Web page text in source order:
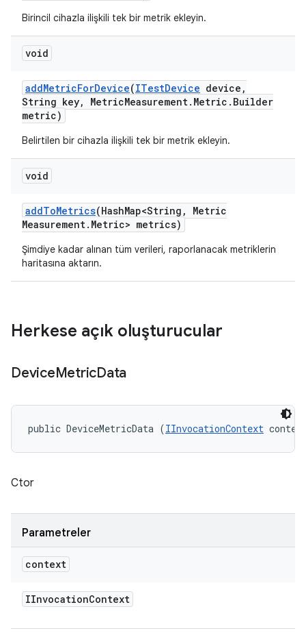
Birincil cihazla ilişkili tek bir metrik ekleyin.
void
addMetricForDevice(ITestDevice device ,
String key, MetricMeasurement. Metric . Builder
metric)
Belirtilen bir cihazla ilişkili tek bir metrik ekleyin.
void
addToMetrics(HashMap<String ,
Metric
Measurement. Metric> metrics)
Şimdiye kadar alınan tüm verileri, raporlanacak metriklerin
haritasına aktarın.
Herkese açık oluşturucular
DeviceMetricData
public DeviceMetricData (IInvocationContext
Ctor
Parametreler
context
IInvocationContext